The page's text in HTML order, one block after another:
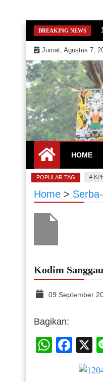
Skip
to
content
BREAKING NEWS
Jumat, Agustus 7,
Mengeksekusi
HOME
POPULAR TAG #
Home >
Kodim
09 September
Bagikan:
X